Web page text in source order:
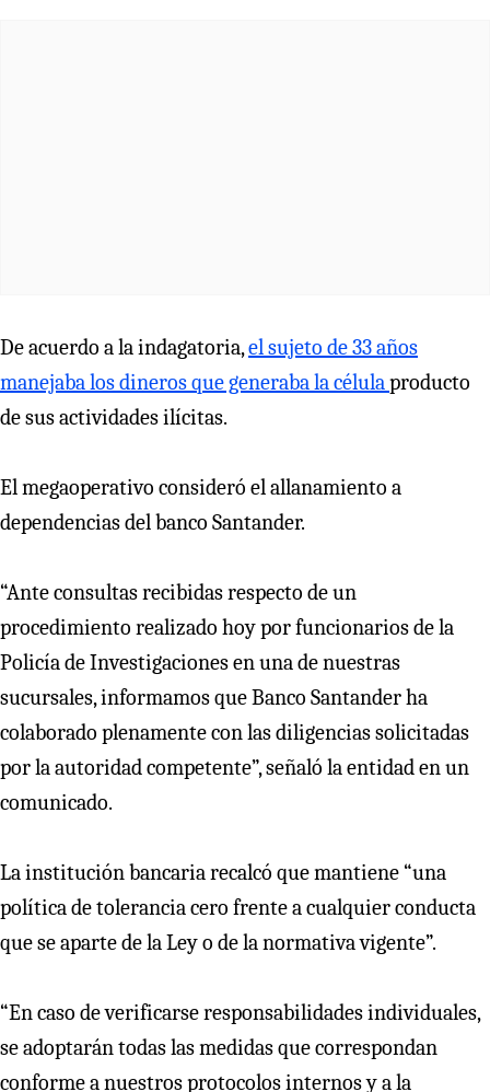
De acuerdo a la indagatoria,el sujeto de 33 años
manejaba los dineros que generaba la célulaproducto
de sus actividades ilícitas.
El megaoperativo consideró el allanamiento a
dependencias del banco Santander.
“Ante consultas recibidas respecto de un
procedimiento realizado hoy por funcionarios de la
Policía de Investigaciones en una de nuestras
sucursales, informamos que Banco Santander ha
colaborado plenamente con las diligencias solicitadas
por la autoridad competente”, señaló la entidad en un
comunicado.
La institución bancaria recalcó que mantiene “una
política de tolerancia cero frente a cualquier conducta
que se aparte de la Ley o de la normativa vigente”.
“En caso de verificarse responsabilidades individuales,
se adoptarán todas las medidas que correspondan
conforme a nuestros protocolos internos y a la